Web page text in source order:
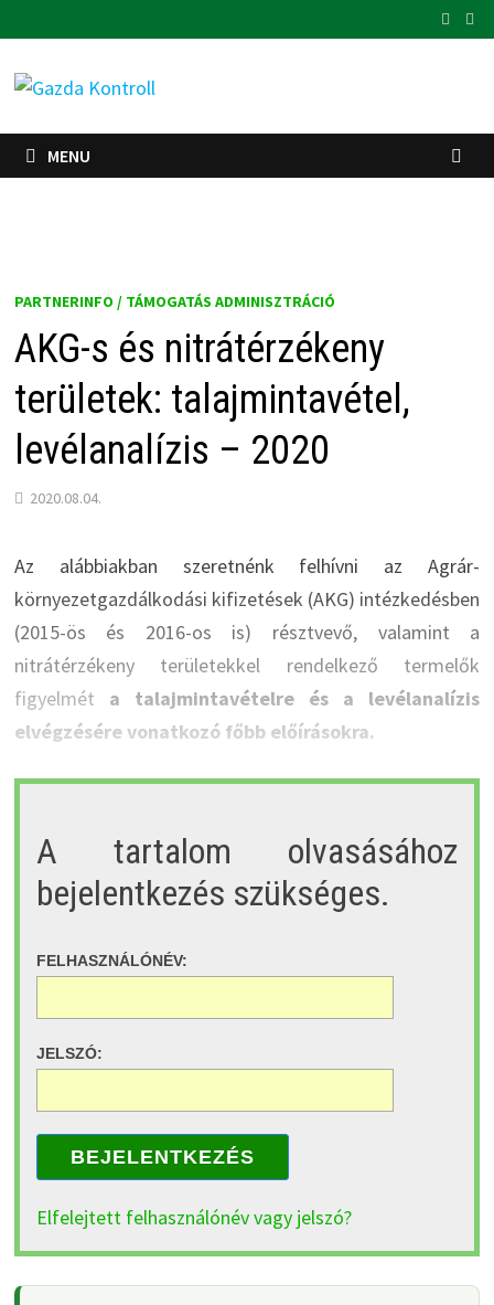
to
content
MENU
PARTNERINFO / TÁMOGATÁS ADMINISZTRÁCIÓ
AKG-s és nitrátérzékeny
területek: talajmintavétel,
levélanalízis – 2020
2020.08.04.
Az alábbiakban szeretnénk felhívni az Agrár-
környezetgazdálkodási kifizetések (AKG) intézkedésben
(2015-ös és 2016-os is) résztvevő, valamint a
nitrátérzékeny területekkel rendelkező termelők
figyelmét a talajmintavételre és a levélanalízis
elvégzésére vonatkozó főbb előírásokra.
A tartalom olvasásához
bejelentkezés szükséges.
FELHASZNÁLÓNÉV:
JELSZÓ:
BEJELENTKEZÉS
Elfelejtett felhasználónév vagy jelszó?